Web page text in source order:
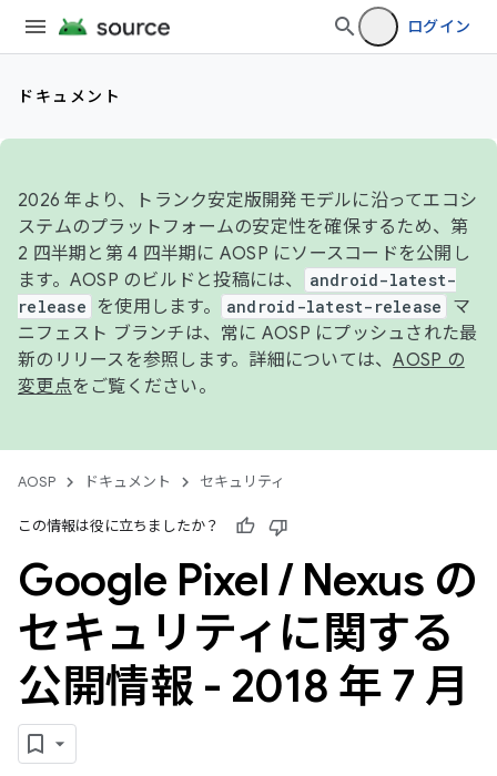
ログイン
ドキュメント
2026 年より、トランク安定版開発モデルに沿ってエコシ
ステムのプラットフォームの安定性を確保するため、第
2 四半期と第 4 四半期に AOSP にソースコードを公開し
ます。AOSP のビルドと投稿には、
android-latest-
release
を使用します。 android-latest-release
マ
ニフェスト ブランチは、常に AOSP にプッシュされた最
新のリリースを参照します。詳細については、AOSP の
変更点をご覧ください。
AOSP ドキュメント セキュリティ
この情報は役に立ちましたか？
Google Pixel /Nexus の
セキュリティに関する
公開情報 - 2018 年 7 月